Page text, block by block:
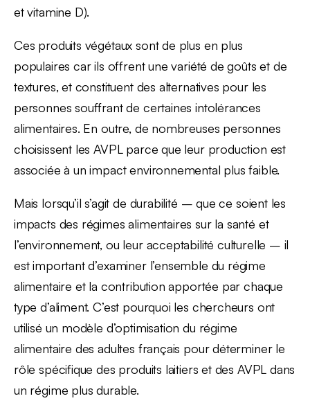
et vitamine D).
Ces produits végétaux sont de plus en plus
populaires car ils offrent une variété de goûts et de
textures, et constituent des alternatives pour les
personnes souffrant de certaines intolérances
alimentaires. En outre, de nombreuses personnes
choisissent les AVPL parce que leur production est
associée à un impact environnemental plus faible.
Mais lorsqu’il s’agit de durabilité – que ce soient les
impacts des régimes alimentaires sur la santé et
l’environnement, ou leur acceptabilité culturelle – il
est important d’examiner l’ensemble du régime
alimentaire et la contribution apportée par chaque
type d’aliment. C’est pourquoi les chercheurs ont
utilisé un modèle d’optimisation du régime
alimentaire des adultes français pour déterminer le
rôle spécifique des produits laitiers et des AVPL dans
un régime plus durable.